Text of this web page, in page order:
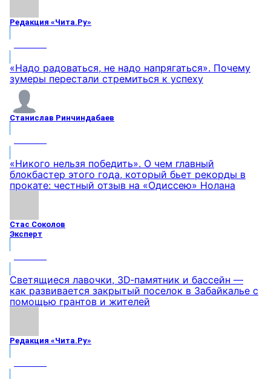
Редакция «Чита.Ру»
«Надо радоваться, не надо напрягаться». Почему
зумеры перестали стремиться к успеху
Станислав Ринчиндабаев
«Никого нельзя победить». О чем главный
блокбастер этого года, который бьет рекорды в
прокате: честный отзыв на «Одиссею» Нолана
Стас Соколов
Эксперт
Светящиеся лавочки, 3D‑памятник и бассейн —
как развивается закрытый поселок в Забайкалье с
помощью грантов и жителей
Редакция «Чита.Ру»